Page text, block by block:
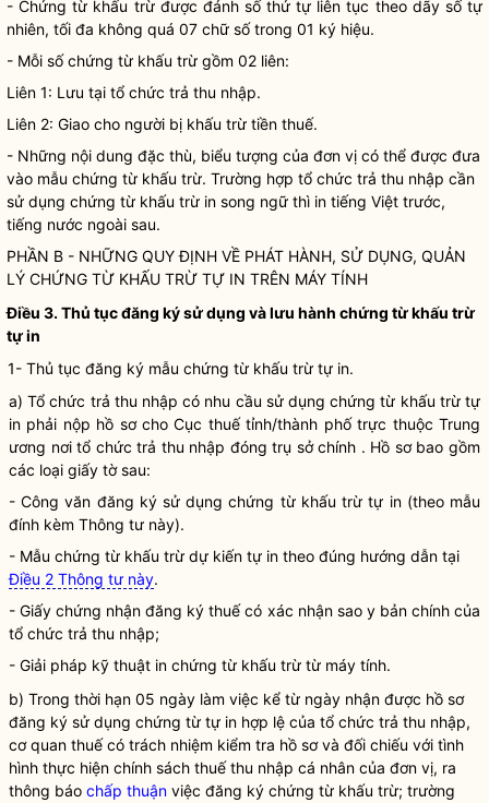
- Chứng từ khấu trừ được đánh số thứ tự liên tục theo dãy số tự
nhiên, tối đa không quá 07 chữ số trong 01 ký hiệu.
- Mỗi số chứng từ khấu trừ gồm 02 liên:
Liên 1: Lưu tại tổ chức trả thu nhập.
Liên 2: Giao cho người bị khấu trừ tiền thuế.
- Những nội dung đặc thù, biểu tượng của đơn vị có thể được đưa
vào mẫu chứng từ khấu trừ. Trường hợp tổ chức trả thu nhập cần
sử dụng chứng từ khấu trừ in song ngữ thì in tiếng Việt trước,
tiếng nước ngoài sau.
PHẦN B - NHỮNG QUY ĐỊNH VỀ PHÁT HÀNH, SỬ DỤNG, QUẢN
LÝ CHỨNG TỪ KHẤU TRỪ TỰ IN TRÊN MÁY TÍNH
Điều 3. Thủ tục đăng ký sử dụng và lưu hành chứng từ khấu trừ
tự in
1- Thủ tục đăng ký mẫu chứng từ khấu trừ tự in.
a) Tổ chức trả thu nhập có nhu cầu sử dụng chứng từ khấu trừ tự
in phải nộp hồ sơ cho Cục thuế tỉnh/thành phố trực thuộc Trung
ương nơi tổ chức trả thu nhập đóng trụ sở chính . Hồ sơ bao gồm
các loại giấy tờ sau:
- Công văn đăng ký sử dụng chứng từ khấu trừ tự in (theo mẫu
đính kèm Thông tư này).
- Mẫu chứng từ khấu trừ dự kiến tự in theo đúng hướng dẫn tại
Điều 2 Thông tư này.
- Giấy chứng nhận đăng ký thuế có xác nhận sao y bản chính của
tổ chức trả thu nhập;
- Giải pháp kỹ thuật in chứng từ khấu trừ từ máy tính.
b) Trong thời hạn 05 ngày làm việc kể từ ngày nhận được hồ sơ
đăng ký sử dụng chứng từ tự in hợp lệ của tổ chức trả thu nhập,
cơ quan thuế có trách nhiệm kiểm tra hồ sơ và đối chiếu với tình
hình thực hiện chính sách thuế thu nhập cá nhân của đơn vị, ra
thông báo chấp thuận việc đăng ký chứng từ khấu trừ; trường